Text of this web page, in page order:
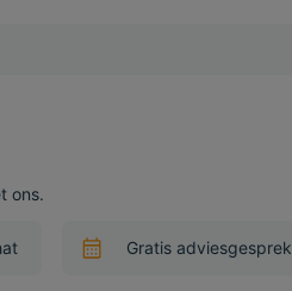
ons.
Gratis adviesgesprek